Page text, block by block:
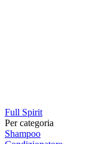
Full Spirit
Per categoria
Shampoo